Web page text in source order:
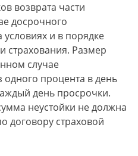
возврата части
досрочного
условиях и в порядке
страхования. Размер
случае
одного процента в день
день просрочки.
неустойки не должна
договору страховой